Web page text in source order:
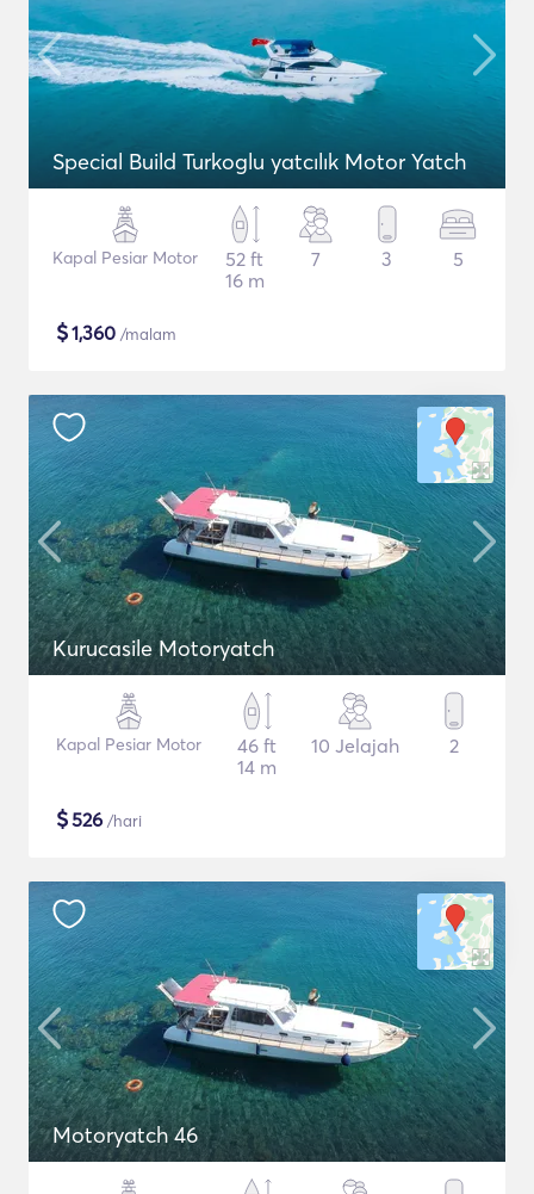
Special Build Turkoglu yatcılık Motor Yatch
Kapal Pesiar Motor
52 ft
16 m
7 3 5
$1,360 /malam
Kurucasile Motoryatch
Kapal Pesiar Motor
46 ft
14 m
10 Jelajah 2
$526 /hari
Motoryatch 46